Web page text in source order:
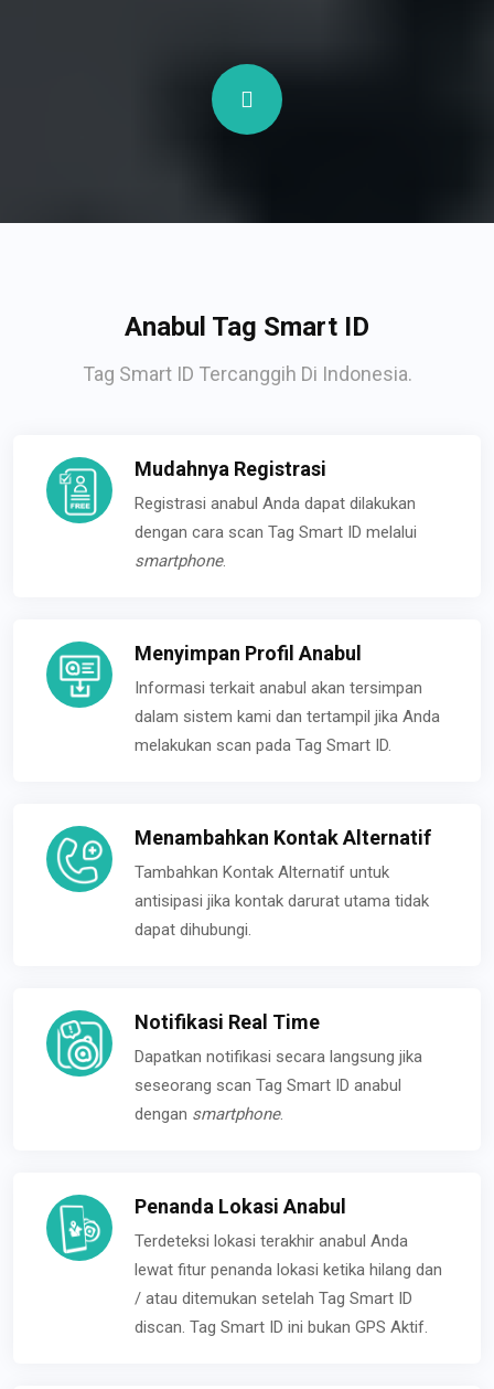
Anabul Tag Smart ID
Tag Smart ID Tercanggih Di Indonesia.
Mudahnya Registrasi
Registrasi anabul Anda dapat dilakukan
dengan cara scan Tag Smart ID melalui
smartphone.
Menyimpan Profil Anabul
Informasi terkait anabul akan tersimpan
dalam sistem kami dan tertampil jika Anda
melakukan scan pada Tag Smart ID.
Menambahkan Kontak Alternatif
Tambahkan Kontak Alternatif untuk
antisipasi jika kontak darurat utama tidak
dapat dihubungi.
Notifikasi Real Time
Dapatkan notifikasi secara langsung jika
seseorang scan Tag Smart ID anabul
dengan smartphone.
Penanda Lokasi Anabul
Terdeteksi lokasi terakhir anabul Anda
lewat fitur penanda lokasi ketika hilang dan
/ atau ditemukan setelah Tag Smart ID
discan. Tag Smart ID ini bukan GPS Aktif.